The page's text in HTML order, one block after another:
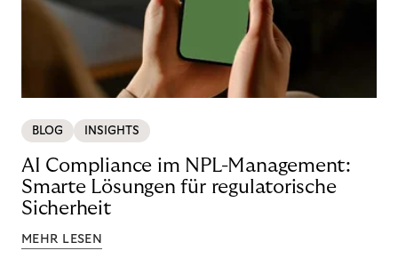
BLOG INSIGHTS
AI Compliance im NPL-Management:
Smarte Lösungen für regulatorische
Sicherheit
MEHR LESEN